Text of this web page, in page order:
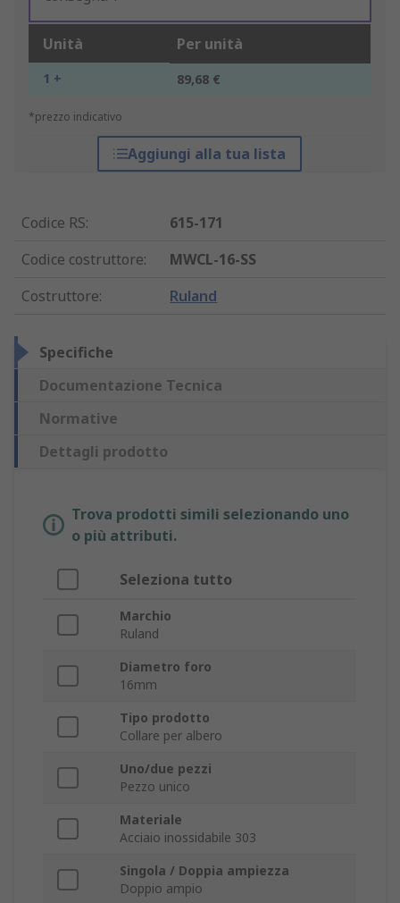
Unità Per unità
1 + 89,68 €
*prezzo indicativo
Aggiungi alla tua lista
Codice RS:
615-171
Codice costruttore:
MWCL-16-SS
Costruttore: Ruland
Specifiche
Documentazione Tecnica
Normative
Dettagli prodotto
Trova prodotti simili selezionando uno
o più attributi.
Seleziona tutto
Marchio
Ruland
Diametro foro
16mm
Tipo prodotto
Collare per albero
Uno/due pezzi
Pezzo unico
Materiale
Acciaio inossidabile 303
Singola / Doppia ampiezza
Doppio ampio